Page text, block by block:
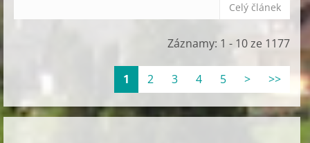
Celý článek
Záznamy: 1 - 10 ze 1177
1 2 3 4 5 > >>